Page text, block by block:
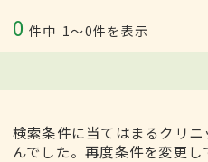
0 件中 1〜0件を表示
検索条件に当てはまるクリ
んでした。再度条件を変更し